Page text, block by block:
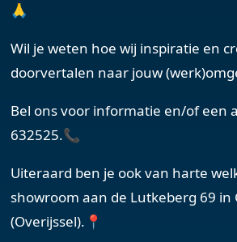
🙏
Wil je weten hoe wij inspiratie en
doorvertalen naar jouw
Bel ons voor informatie en/of een
632525.📞
Uiteraard ben je ook van harte
showroom aan de Lutkeberg 69 in
(Overijssel).📍